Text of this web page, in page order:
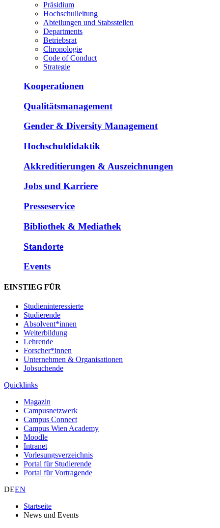
Präsidium
Hochschulleitung
Abteilungen und Stabsstellen
Departments
Betriebsrat
Chronologie
Code of Conduct
Strategie
Kooperationen
Qualitätsmanagement
Gender & Diversity Management
Hochschuldidaktik
Akkreditierungen & Auszeichnungen
Jobs und Karriere
Presseservice
Bibliothek & Mediathek
Standorte
Events
EINSTIEG FÜR
Studieninteressierte
Studierende
Absolvent*innen
Weiterbildung
Lehrende
Forscher*innen
Unternehmen & Organisationen
Jobsuchende
Quicklinks
Magazin
Campusnetzwerk
Campus Connect
Campus Wien Academy
Moodle
Intranet
Vorlesungsverzeichnis
Portal für Studierende
Portal für Vortragende
DEEN
Startseite
News und Events